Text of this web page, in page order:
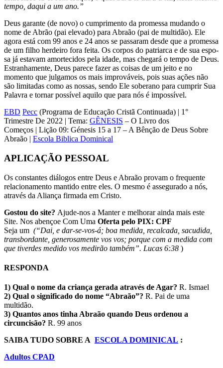
tempo, daqui a um ano.”
Deus garante (de novo) o cumprimento da promessa mudando o
nome de Abrão (pai elevado) para Abraão (pai de multidão). Ele
ago­ra está com 99 anos e 24 anos se passaram desde que a promessa
de um filho herdeiro fora feita. Os corpos do patriarca e de sua espo­
sa já estavam amortecidos pela idade, mas chegará o tempo de Deus.
Estranhamente, Deus parece fazer as coisas de um jeito e no
momento que julgamos os mais improváveis, pois suas ações não
são limitadas como as nossas, sendo Ele soberano para cumprir Sua
Palavra e tornar possível aquilo que para nós é impossível.
EBD Pecc (Programa de Educação Cristã Continuada) | 1°
Trimestre De 2022 | Tema: GÊNESIS – O Livro dos
Começos | Lição 09: Génesis 15 a 17 – A Bênção de Deus Sobre
Abraão | Escola Biblica Dominical
APLICAÇÃO PESSOAL
Os constantes diálogos entre Deus e Abraão provam o frequente
relacionamento mantido entre eles. O mesmo é assegurado a nós,
através da Aliança firmada em Cristo.
Gostou do site? Ajude-nos a Manter e melhorar ainda mais este
Site. Nos abençoe Com Uma Oferta pelo PIX: CPF
Seja um (“Dai, e dar-se-vos-á; boa medida, recalcada, sacudida,
transbordante, generosamente vos vos; porque com a medida com
que tiverdes medido vos medirão também”. Lucas 6:38 )
RESPONDA
1) Qual o nome da criança gerada através de Agar? R. Ismael
2) Qual o significado do nome “Abraão”? R. Pai de uma
multidão.
3) Quantos anos tinha Abraão quando Deus ordenou a
circuncisão? R. 99 anos
SAIBA TUDO SOBRE A ESCOLA DOMINICAL :
Adultos CPAD